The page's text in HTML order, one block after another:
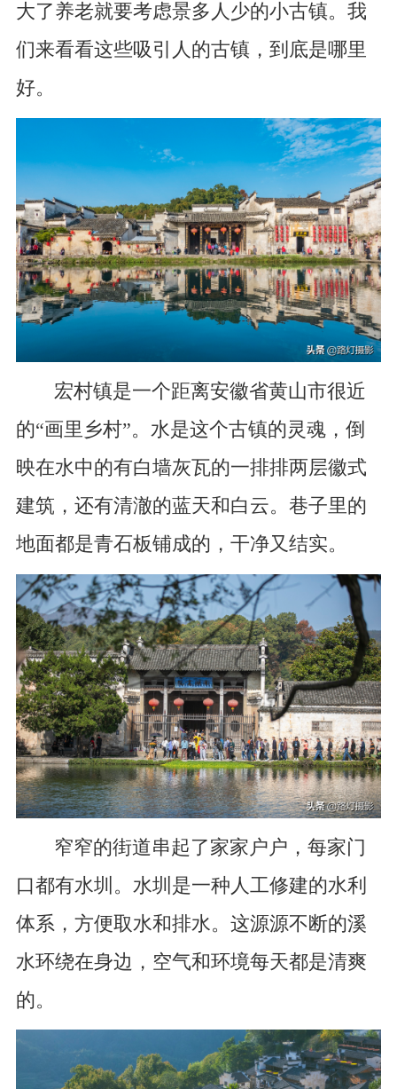
大了养老就要考虑景多人少的小古镇。我
们来看看这些吸引人的古镇，到底是哪里
好。
宏村镇是一个距离安徽省黄山市很近
的“画里乡村”。水是这个古镇的灵魂，倒
映在水中的有白墙灰瓦的一排排两层徽式
建筑，还有清澈的蓝天和白云。巷子里的
地面都是青石板铺成的，干净又结实。
窄窄的街道串起了家家户户，每家门
口都有水圳。水圳是一种人工修建的水利
体系，方便取水和排水。这源源不断的溪
水环绕在身边，空气和环境每天都是清爽
的。